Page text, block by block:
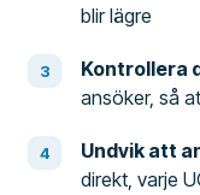
blir lägre
Kontrollera
ansöker, så
Undvik att
direkt, varje